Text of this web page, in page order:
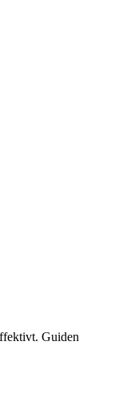
Guiden